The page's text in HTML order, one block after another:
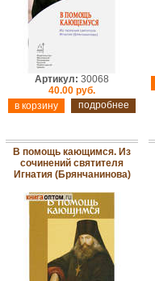
Артикул: 30068
40.00 руб.
подробнее
В помощь кающимся. Из
сочинений святителя
Игнатия (Брянчанинова)